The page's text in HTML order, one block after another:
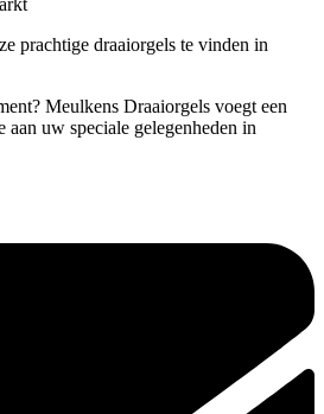
prachtige draaiorgels te vinden in
Meulkens Draaiorgels voegt een
uw speciale gelegenheden in